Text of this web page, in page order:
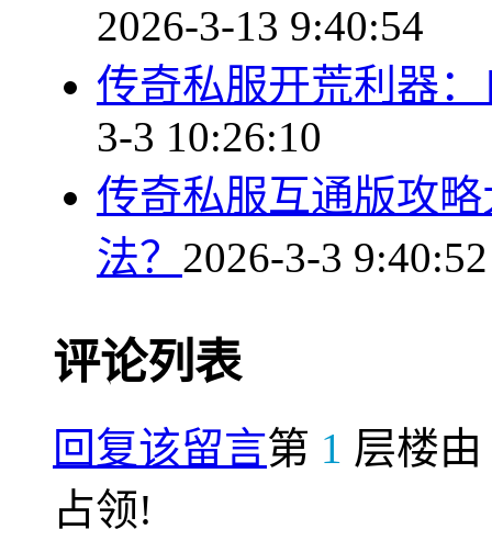
2026-3-13 9:40:54
传奇私服开荒利器
3-3 10:26:10
传奇私服互通版攻
法？ 2026-3-3 9:40:52
评论列表
回复该留言第 1 层楼由
占领!